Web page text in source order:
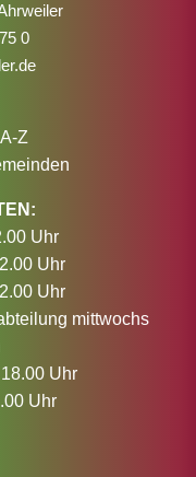
0
Z
Uhr
Uhr
Uhr
mittwochs
Uhr
Uhr